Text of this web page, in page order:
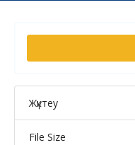
Жүктеу
File Size